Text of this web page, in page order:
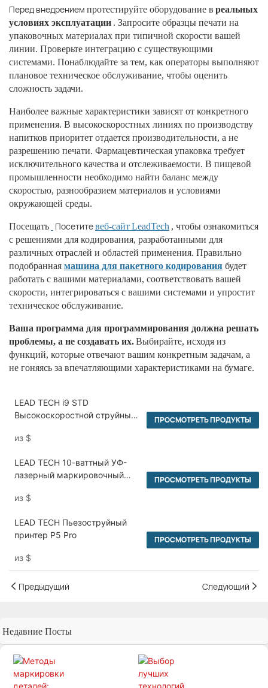
Перед внедрением протестируйте оборудование в реальных
условиях эксплуатации . Запросите образцы печати на
упаковочных материалах при типичной скорости вашей
линии. Проверьте интеграцию с существующими
системами. Понаблюдайте за тем, как операторы выполняют
плановое техническое обслуживание, чтобы оценить
сложность задачи.
Наиболее важные характеристики зависят от конкретного
применения. В высокоскоростных линиях по производству
напитков приоритет отдается производительности, а не
разрешению печати. ​​Фармацевтическая упаковка требует
исключительного качества и отслеживаемости. В пищевой
промышленности необходимо найти баланс между
скоростью, разнообразием материалов и условиями
окружающей среды.
Посещать Посетитевеб-сайтLeadTech , чтобы ознакомиться
с решениями для кодирования, разработанными для
различных отраслей и областей применения. Правильно
подобранная машина для пакетного кодирования будет
работать с вашими материалами, соответствовать вашей
скорости, интегрироваться с вашими системами и упростит
техническое обслуживание.
Ваша программа для программирования должна решать
проблемы, а не создавать их.Выбирайте, исходя из
функций, которые отвечают вашим конкретным задачам, а
не гоняясь за впечатляющими характеристиками на бумаге.
LEAD TECH i9 STD
Высокоскоростной струйный
из $
ПРОСМОТРЕТЬ ПРОДУКТЫ
LEAD TECH 10-ваттный УФ-
лазерный маркировочный
из $
ПРОСМОТРЕТЬ ПРОДУКТЫ
LEAD TECH Пьезоструйный
принтер P5 Pro
из $
ПРОСМОТРЕТЬ ПРОДУКТЫ
Предыдущий Следующий
Недавние Посты